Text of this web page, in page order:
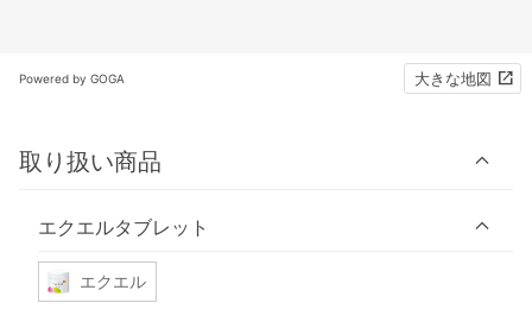
Powered by GOGA 大きな地図
取り扱い商品
エクエルタブレット
エクエル